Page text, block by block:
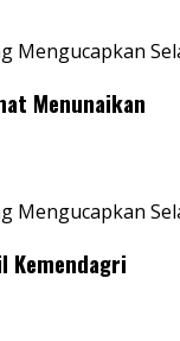
Mengucapkan
Menunaikan
Mengucapkan
Kemendagri